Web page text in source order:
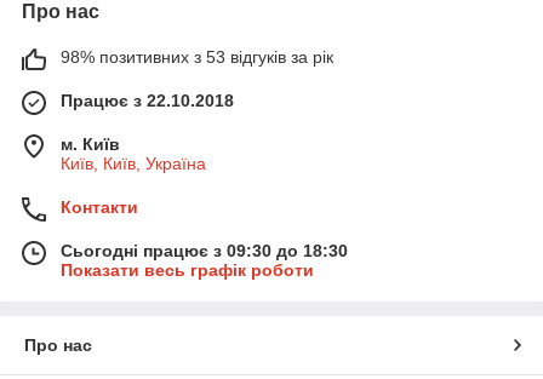
Про нас
98% позитивних з 53 відгуків за рік
Працює з 22.10.2018
м. Київ
Київ, Київ, Україна
Контакти
Сьогодні працює з 09:30 до 18:30
Показати весь графік роботи
Про нас